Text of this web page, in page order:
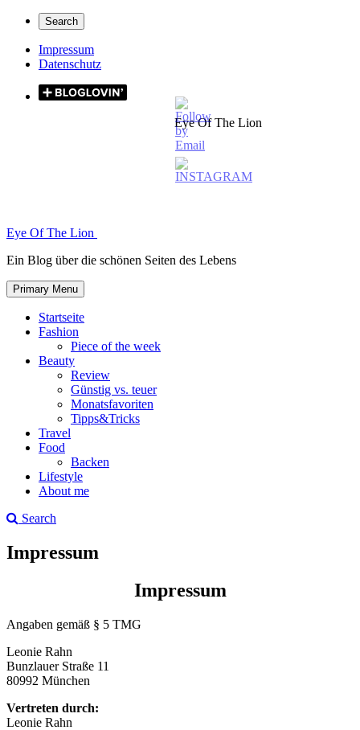
Skip
content
Secondary
left
navigation
Search
Impressum
Datenschutz
Secondary
Eye Of The Lion
Eye Of The Lion
Ein Blog über die schönen Seiten des Lebens
Primary Menu
Startseite
Fashion
Piece of the week
Beauty
Review
Günstig vs. teuer
Monatsfavoriten
Tipps&Tricks
Travel
Food
Backen
Lifestyle
About me
Search
Impressum
Impressum
Angaben gemäß § 5 TMG
Leonie Rahn
Bunzlauer Straße 11
80992 München
Vertreten durch:
Leonie Rahn